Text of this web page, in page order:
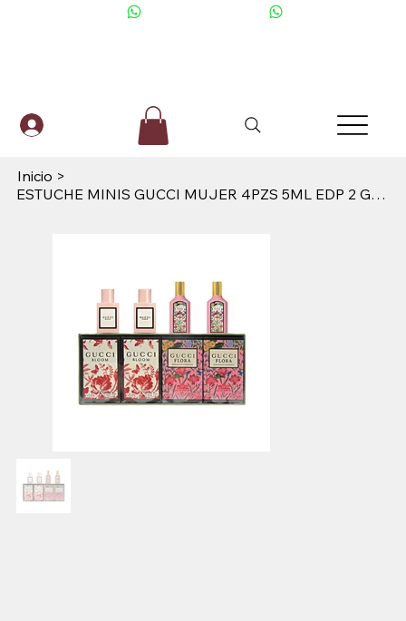
Inicio >
ESTUCHE MINIS GUCCI MUJER 4PZS 5ML EDP 2 GUCCI BLOOM + 2 GUCCI GARDENIA